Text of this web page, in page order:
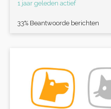
1 jaar geleden actief
33% Beantwoorde berichten